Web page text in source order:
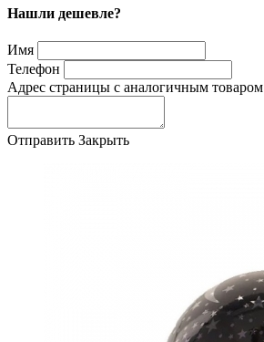
Нашли дешевле?
Имя
Телефон
Адрес страницы с аналогичным товаром
Отправить Закрыть